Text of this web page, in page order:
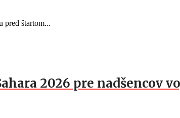
pred štartom...
2026 pre nadšencov